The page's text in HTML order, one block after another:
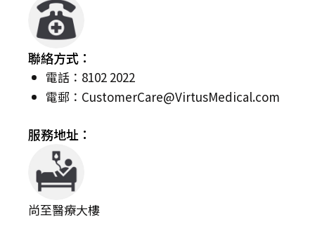
聯絡方式：
電話：8102 2022
電郵： CustomerCare@VirtusMedical.com
服務地址：
尚至醫療大樓